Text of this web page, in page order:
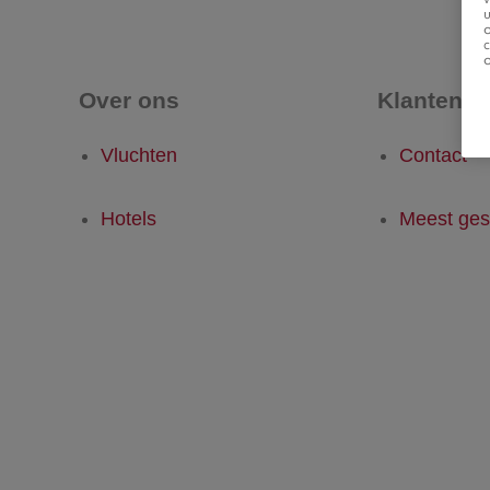
Over ons
Vluchten
Hotels
Contact
Meest